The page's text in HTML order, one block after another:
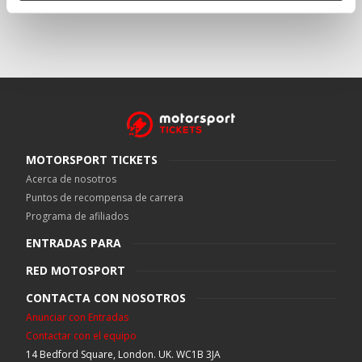
MOTORSPORT TICKETS
Acerca de nosotros
Puntos de recompensa de carrera
Programa de afiliados
ENTRADAS PARA
RED MOTOSPORT
CONTACTA CON NOSOTROS
Anunciar con Entradas
Contactar con el equipo
14 Bedford Square, London. UK. WC1B 3JA